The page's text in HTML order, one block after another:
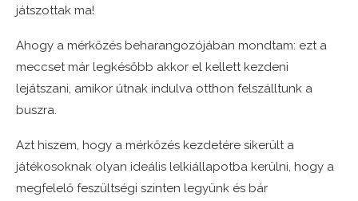
játszottak ma!
Ahogy a mérkőzés beharangozójában mondtam: ezt a
meccset már legkésőbb akkor el kellett kezdeni
lejátszani, amikor útnak indulva otthon felszálltunk a
buszra.
​Azt hiszem, hogy a mérkőzés kezdetére sikerült a
játékosoknak olyan ideális lelkiállapotba kerülni, hogy a
megfelelő feszültségi szinten legyünk és bár